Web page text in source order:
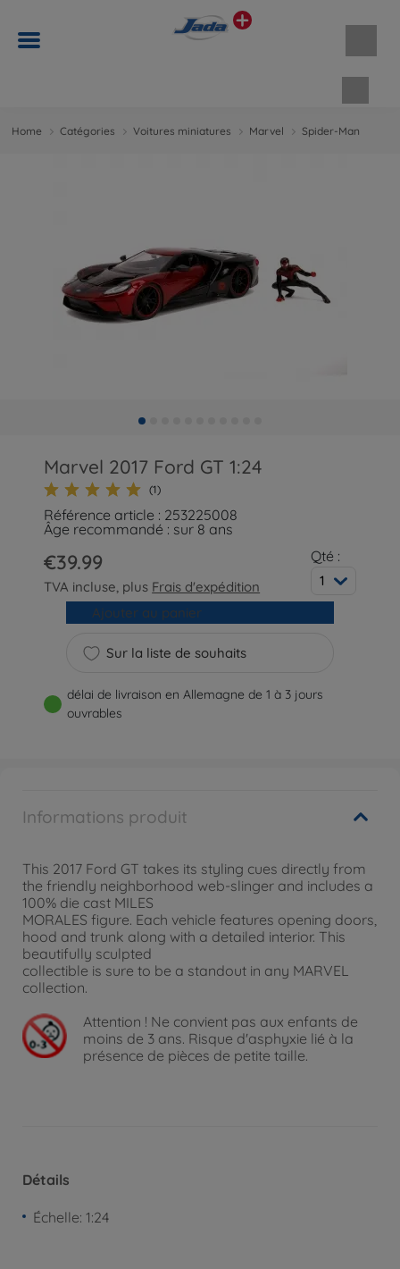
Home Catégories Voitures miniatures Marvel Spider-Man
Marvel 2017 Ford GT 1:24
(1)
Référence article : 253225008
Âge recommandé : sur 8 ans
€39.99
TVA incluse, plus Frais d'expédition
Qté :
1
Sur la liste de souhaits
Ajouter au panier
délai de livraison en Allemagne de 1 à 3 jours
ouvrables
Informations produit
This 2017 Ford GT takes its styling cues directly from
the friendly neighborhood web-slinger and includes a
100% die cast MILES
MORALES figure. Each vehicle features opening doors,
hood and trunk along with a detailed interior. This
beautifully sculpted
collectible is sure to be a standout in any MARVEL
collection.
Attention ! Ne convient pas aux enfants de
moins de 3 ans. Risque d'asphyxie lié à la
présence de pièces de petite taille.
Détails
Échelle: 1:24